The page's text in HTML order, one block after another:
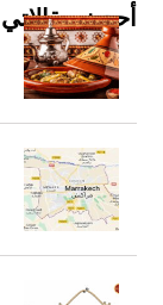
أحدث مقالاتي